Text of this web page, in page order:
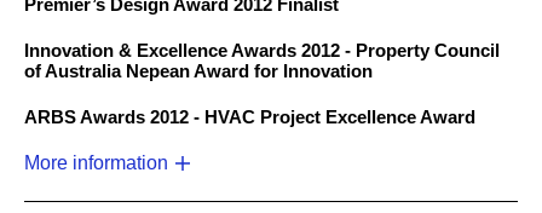
Premier’s Design Award 2012 Finalist
Innovation & Excellence Awards 2012 - Property Council
of Australia Nepean Award for Innovation
ARBS Awards 2012 - HVAC Project Excellence Award
More information